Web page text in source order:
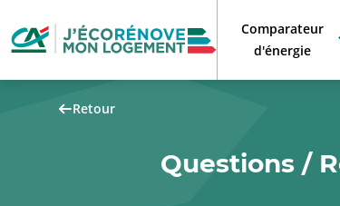
Comparateur
d'énergie
Retour
Questions /